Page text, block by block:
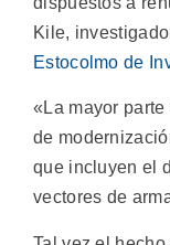
Kile,
Estocolmo de
«La mayor
de
que incluyen el
vectores de